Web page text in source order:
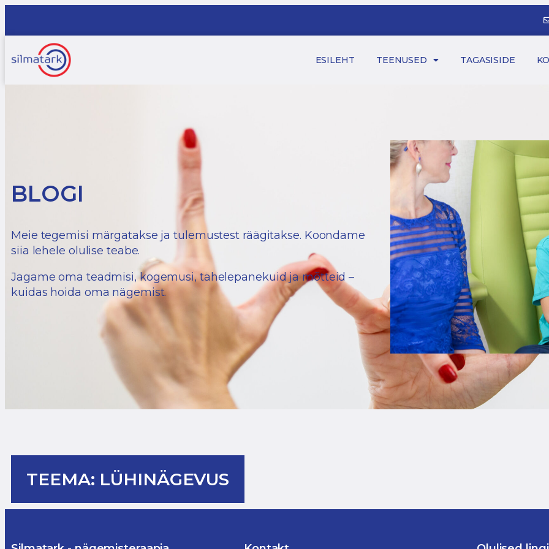
ESILEHT TEENUSED TAGASISIDE
BLOGI
Meie tegemisi märgatakse ja tulemustest räägitakse. Koondame
siia lehele olulise teabe.
Jagame oma teadmisi, kogemusi, tähelepanekuid ja mõtteid –
kuidas hoida oma nägemist.
TEEMA: LÜHINÄGEVUS